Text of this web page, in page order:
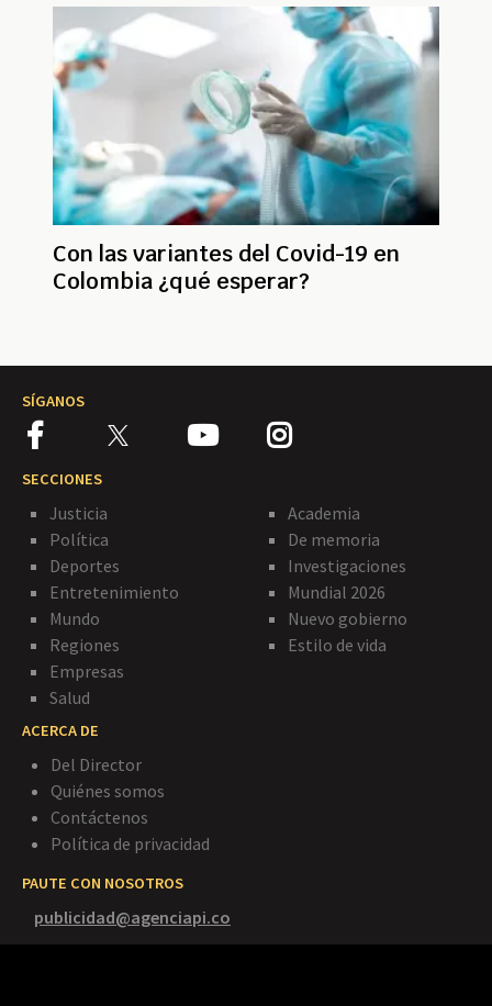
Con las variantes del Covid-19 en
Colombia ¿qué esperar?
SÍGANOS
SECCIONES
Justicia
Política
Deportes
Entretenimiento
Mundo
Regiones
Empresas
Salud
Academia
De memoria
Investigaciones
Mundial 2026
Nuevo gobierno
Estilo de vida
ACERCA DE
Del Director
Quiénes somos
Contáctenos
Política de privacidad
PAUTE CON NOSOTROS
publicidad@agenciapi.co